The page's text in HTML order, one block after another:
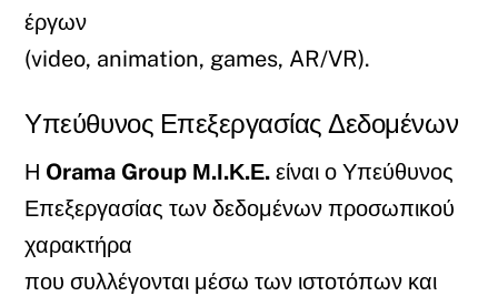
έργων
(video, animation, games, AR/VR).
Υπεύθυνος Επεξεργασίας Δεδομένων
Η Orama Group Μ.Ι.Κ.Ε. είναι ο Υπεύθυνος
Επεξεργασίας των δεδομένων προσωπικού
χαρακτήρα
που συλλέγονται μέσω των ιστοτόπων και